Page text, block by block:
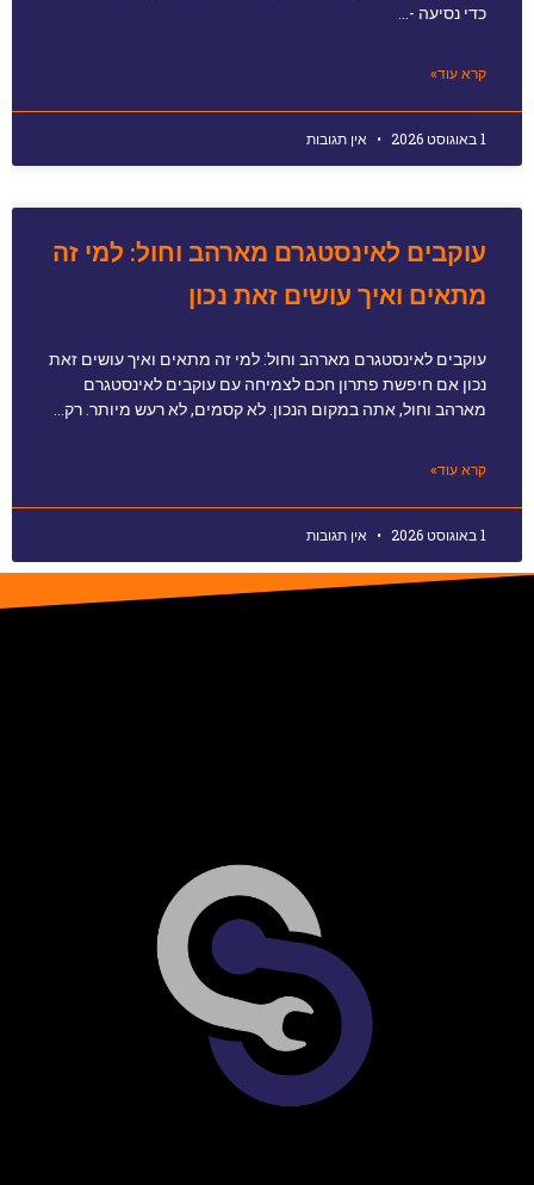
כדי נסיעה -…
קרא עוד»
1 באוגוסט 2026 אין תגובות
עוקבים לאינסטגרם מארהב וחול: למי זה
מתאים ואיך עושים זאת נכון
עוקבים לאינסטגרם מארהב וחול: למי זה מתאים ואיך עושים זאת
נכון אם חיפשת פתרון חכם לצמיחה עם עוקבים לאינסטגרם
מארהב וחול, אתה במקום הנכון. לא קסמים, לא רעש מיותר. רק…
קרא עוד»
1 באוגוסט 2026 אין תגובות